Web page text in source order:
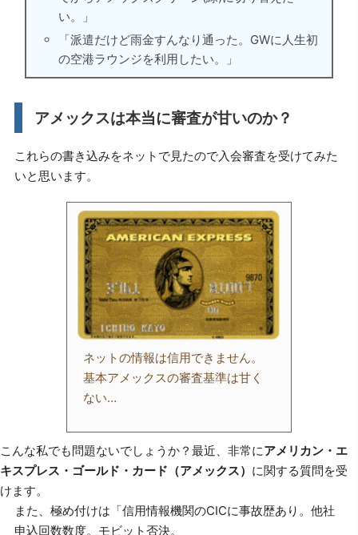
い。」
「派遣だけど雨金すんなり通った。GWに人生初
の空港ラウンジを利用したい。」
アメックスは本当に審査が甘いのか？
これらの書き込みをネットで見たので入会審査を受けてみた
いと思います。
ネットの情報は信用できません。
基本アメックスの審査基準は甘く
ない…
こんな私でも問題ないでしょうか？最近、非常にアメリカン・エ
キスプレス・ゴールド・カード（アメックス） に関する質問を受
けます。
また、極め付けは「信用情報機関のCICに事故歴あり。他社
申込回数数度。モビット否決。